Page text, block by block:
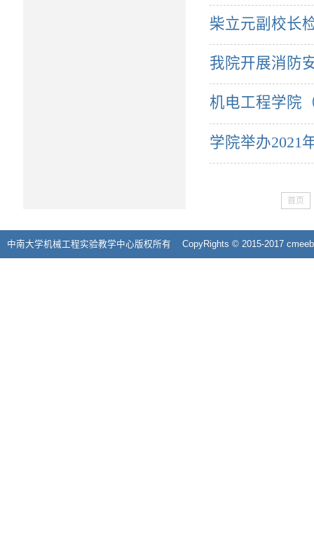
柴立元副校长
我院开展消防
机电工程学院
学院举办2021
首页
中南大学机械工程实验教学中心版权所有 CopyRights © 2015-2017